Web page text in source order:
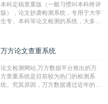
本科定稿查重版（一般习惯叫本科终评
版），论文抄袭检测系统，专用于大学
生专、本科等论文检测的系统，大多数
万方论文查重系统
论文检测网站,万方数据平台推出的万
方查重系统是目前较为热门的检测系
统。究其原因，万方数据通过近年的发